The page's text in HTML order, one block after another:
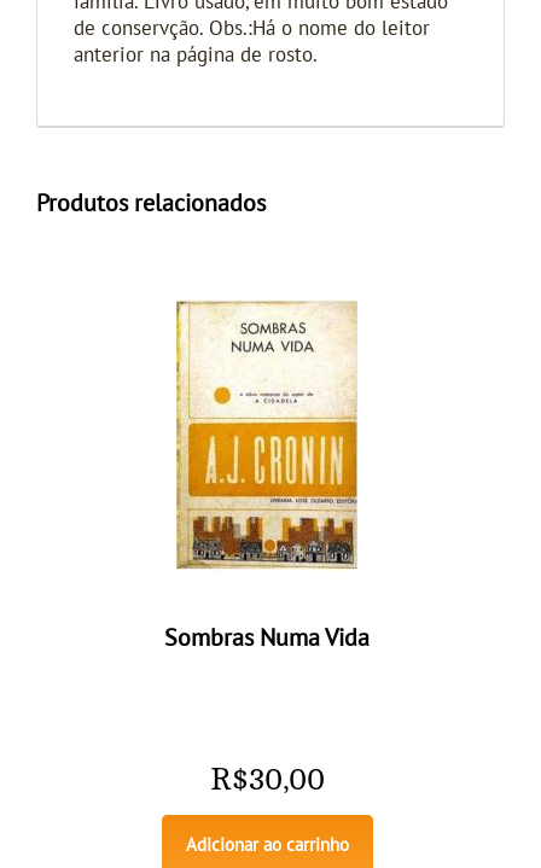
de conservção. Obs.:Há o nome do leitor
anterior na página de rosto.
Produtos relacionados
Sombras Numa Vida
R$30,00
Adicionar ao carrinho